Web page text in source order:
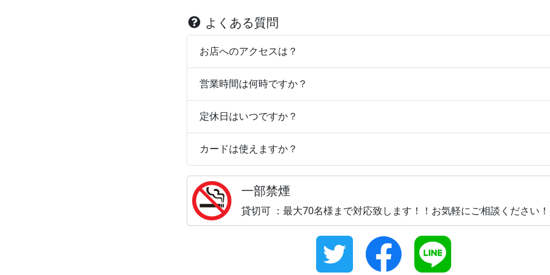
よくある質問
お店へのアクセスは？
営業時間は何時ですか？
定休日はいつですか？
カードは使えますか？
一部禁煙
貸切可 ：最大70名様まで対応致します！！お気軽にご相談ください